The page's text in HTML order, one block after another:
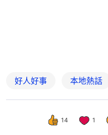
好人好事 本地熱話
14 1